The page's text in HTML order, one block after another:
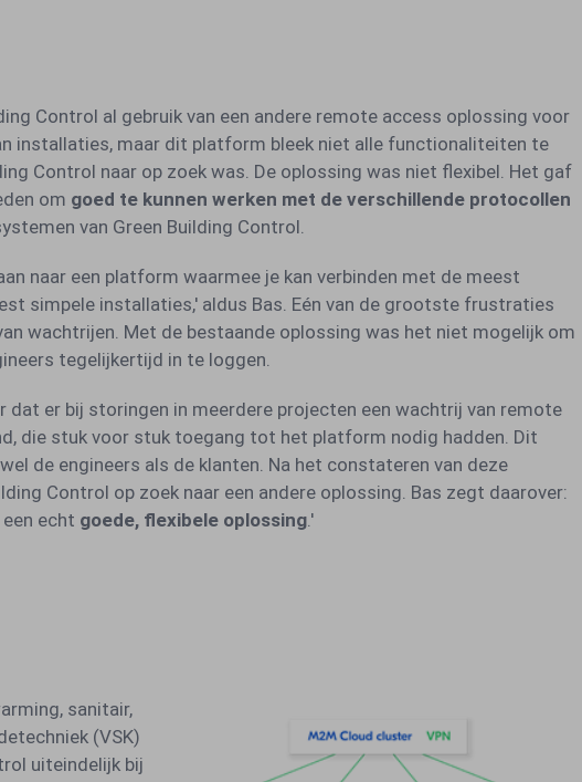
Control al gebruik van een andere remote access oplossing voor
installaties, maar dit platform bleek niet alle functionaliteiten te
Control naar op zoek was. De oplossing was niet flexibel. Het gaf
om goed te kunnen werken met de verschillende protocollen
van Green Building Control.
naar een platform waarmee je kan verbinden met de meest
simpele installaties,' aldus Bas. Eén van de grootste frustraties
wachtrijen. Met de bestaande oplossing was het niet mogelijk om
tegelijkertijd in te loggen.
dat er bij storingen in meerdere projecten een wachtrij van remote
die stuk voor stuk toegang tot het platform nodig hadden. Dit
de engineers als de klanten. Na het constateren van deze
Control op zoek naar een andere oplossing. Bas zegt daarover:
echt goede, flexibele oplossing .'
sanitair,
(VSK)
uiteindelijk bij